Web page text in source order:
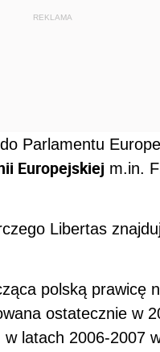
REKLAMA
Parlamentu
Europejskiej m.in.
Libertas
polską prawicę
ostatecznie w
latach 2006-2007